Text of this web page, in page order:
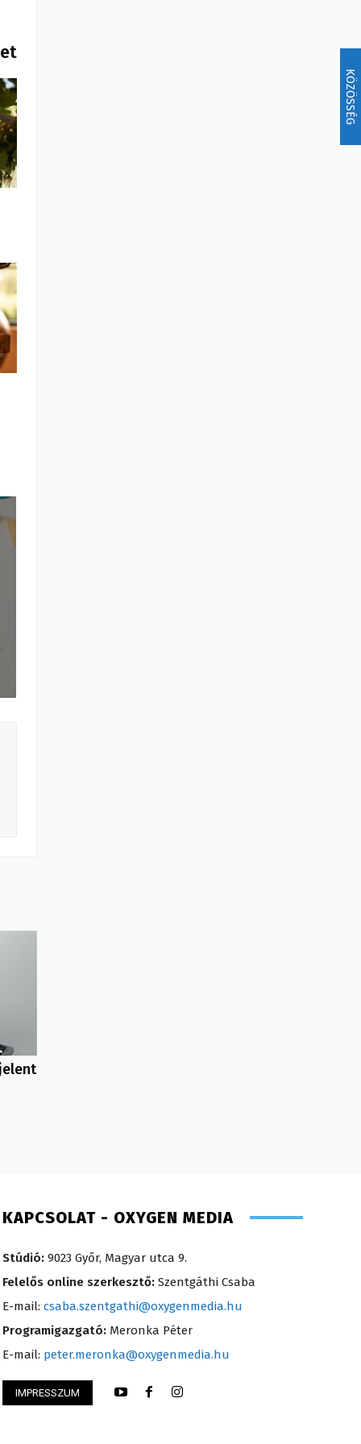
KÖZÖSSÉG
Mária – értékesítési vezető – 2014
KAPCSOLAT - OXYGEN MEDIA
Stúdió: 9023 Győr, Magyar utca 9.
Felelős online szerkesztő: Szentgáthi Csaba
E-mail: csaba.szentgathi@oxygenmedia.hu
Programigazgató: Meronka Péter
E-mail: peter.meronka@oxygenmedia.hu
IMPRESSZUM